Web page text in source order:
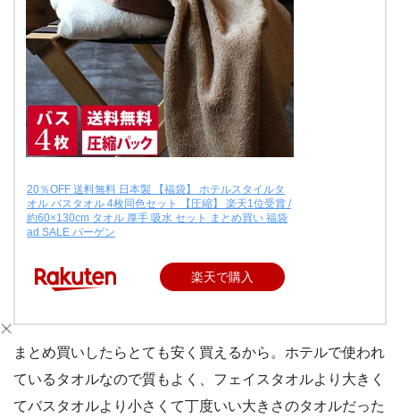
20％OFF 送料無料 日本製 【福袋】 ホテルスタイルタ
オル バスタオル 4枚同色セット 【圧縮】 楽天1位受賞 /
約60×130cm タオル 厚手 吸水 セット まとめ買い 福袋
ad SALE バーゲン
楽天で購入
まとめ買いしたらとても安く買えるから。ホテルで使われ
ているタオルなので質もよく、フェイスタオルより大きく
てバスタオルより小さくて丁度いい大きさのタオルだった